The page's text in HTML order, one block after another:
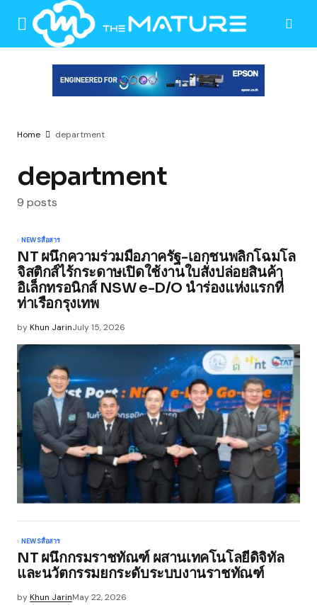
Home department
department
9 posts
NEWSสื่อสาร
NT ผนึกความร่วมมือภาครัฐ-เอกชนพลิกโฉมโล
จิสติกส์ไร้กระดาษเปิดใช้งานใบสั่งปล่อยสินค้า
อิเล็กทรอนิกส์ NSW e-D/O นำร่องแห่งแรกที่
ท่าเรือกรุงเทพ
byKhun JarinJuly 15, 2026
NEWSสื่อสาร
NT ผนึกกรมราชทัณฑ์ ผสานเทคโนโลยีดิจิทัล
และนวัตกรรมยกระดับระบบงานราชทัณฑ์
byKhun JarinMay 22, 2026